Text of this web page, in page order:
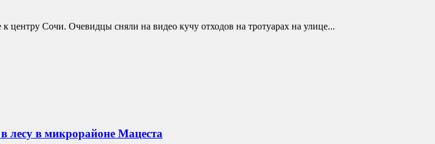
Сочи. Очевидцы сняли на видео кучу отходов на тротуарах на улице...
в микрорайоне Мацеста